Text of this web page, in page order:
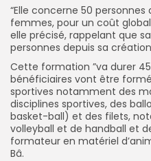
“Elle concerne 50
femmes, pour un coût
elle précisé, rappelant que
personnes depuis sa
Cette formation ”va durer
bénéficiaires vont être
sportives notamment des
disciplines sportives, des
basket-ball) et des filets,
volleyball et de handball et
formateur en matériel
Bâ.